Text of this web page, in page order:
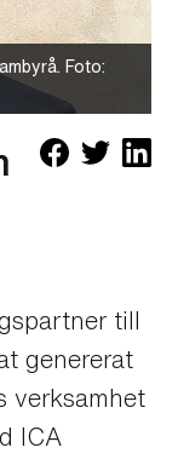
Foto:
till
genererat
verksamhet
ICA